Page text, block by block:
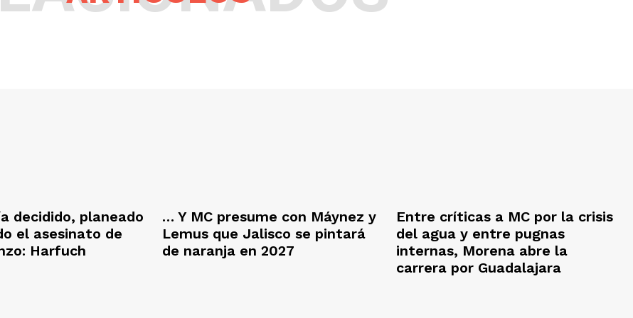
decidido, planeado
el asesinato de
Harfuch
… Y MC presume con Máynez y
Lemus que Jalisco se pintará
de naranja en 2027
Entre críticas a MC por la crisis
del agua y entre pugnas
internas, Morena abre la
carrera por Guadalajara